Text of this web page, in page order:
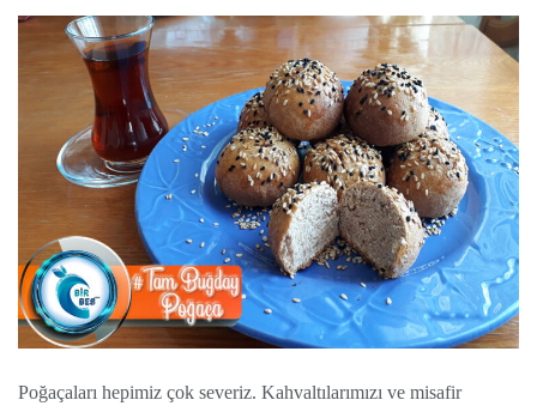
Poğaçaları hepimiz çok severiz. Kahvaltılarımızı ve misafir